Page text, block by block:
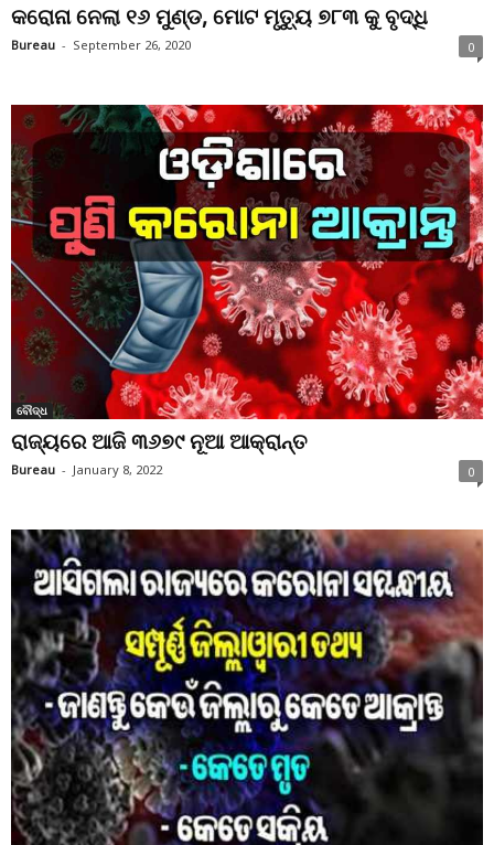
କରୋନା ନେଲା ୧୬ ମୁଣ୍ଡ, ମୋଟ ମୃତ୍ୟୁ ୭୮୩ କୁ ବୃଦ୍ଧି
Bureau - September 26, 2020 0
ବୌଦ୍ଧ
ରାଜ୍ୟରେ ଆଜି ୩୬୭୯ ନୂଆ ଆକ୍ରାନ୍ତ
Bureau - January 8, 2022 0